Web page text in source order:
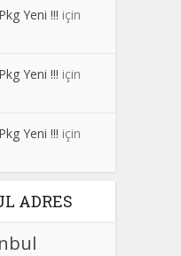
Yeni !!! için
Yeni !!! için
Yeni !!! için
ADRES